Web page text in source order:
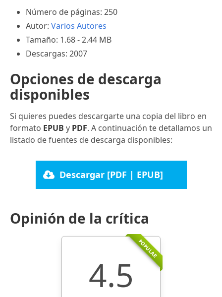
Número de páginas: 250
Autor: Varios Autores
Tamaño: 1.68 - 2.44 MB
Descargas: 2007
Opciones de descarga
disponibles
Si quieres puedes descargarte una copia del libro en
formato EPUB y PDF. A continuación te detallamos un
listado de fuentes de descarga disponibles:
Descargar [PDF | EPUB]
Opinión de la crítica
POPULAR
4.5